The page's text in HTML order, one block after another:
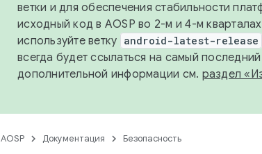
ветки и для обеспечения стабильности
исходный код в AOSP во 2-м и 4-м
используйте ветку android-latest-release
всегда будет ссылаться на самый
дополнительной информации см. раздел
AOSP Документация Безопасность